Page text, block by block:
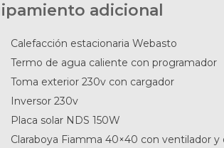
adicional
Calefacción estacionaria Webasto
Termo de agua caliente con programador
Toma exterior 230v con cargador
Inversor 230v
Placa solar NDS 150W
Claraboya Fiamma 40×40 con ventilador y